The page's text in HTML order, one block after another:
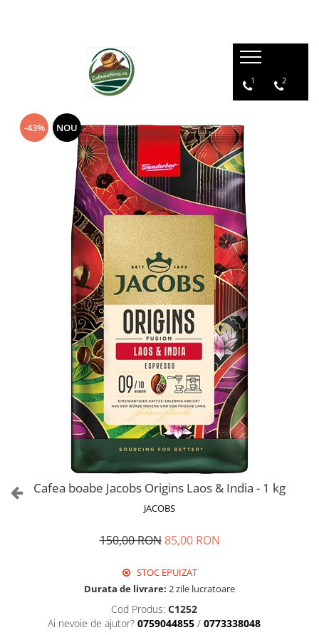
1 2
-43% NOU
Cafea boabe Jacobs Origins Laos & India - 1 kg
JACOBS
150,00 RON 85,00 RON
STOC EPUIZAT
Durata de livrare: 2 zile lucratoare
Cod Produs: C1252
Ai nevoie de ajutor? 0759044855 / 0773338048